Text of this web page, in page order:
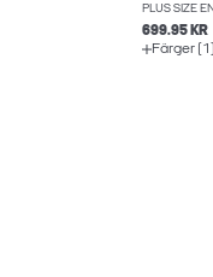
PLUS SIZE
699.95 KR
Färger (1)